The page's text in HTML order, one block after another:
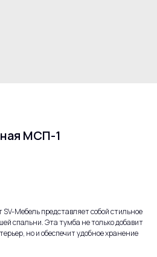
МСП-1
Мебель представляет собой стильное
спальни. Эта тумба не только добавит
но и обеспечит удобное хранение